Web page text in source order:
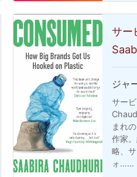
サー
ジャ
サー
まれ
作家
略、
ォ……